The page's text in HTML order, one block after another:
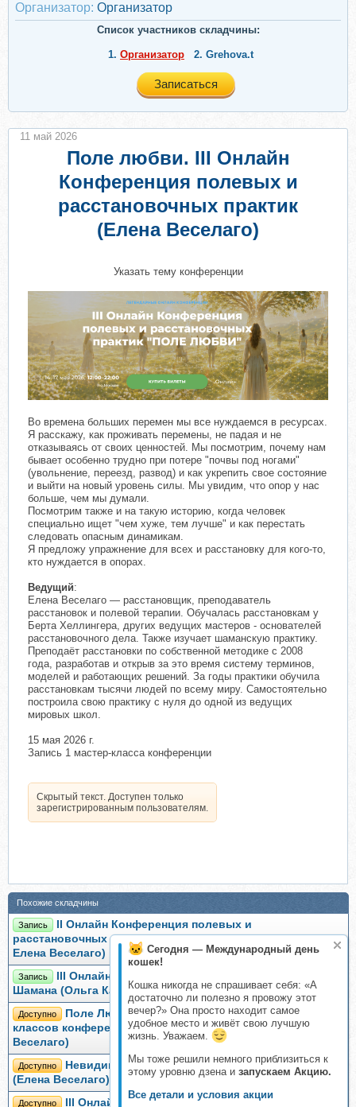
Сегодня — Международный день
кошек!
Кошка никогда не спрашивает себя: «А
достаточно ли полезно я провожу этот
вечер?» Она просто находит самое
удобное место и живёт свою лучшую
жизнь. Уважаем.
Мы тоже решили немного приблизиться к
этому уровню дзена и запускаем Акцию.
Все детали и условия акции
Организатор: Организатор
Список участников складчины:
1. Организатор 2. Grehova.t
Записаться
Поле любви. III Онлайн
Конференция полевых и
расстановочных практик
(Елена Веселаго)
Указать тему конференции
Во времена больших перемен мы все нуждаемся в ресурсах.
Я расскажу, как проживать перемены, не падая и не
отказываясь от своих ценностей. Мы посмотрим, почему нам
бывает особенно трудно при потере "почвы под ногами"
(увольнение, переезд, развод) и как укрепить свое состояние
и выйти на новый уровень силы. Мы увидим, что опор у нас
больше, чем мы думали.
Посмотрим также и на такую историю, когда человек
специально ищет "чем хуже, тем лучше" и как перестать
следовать опасным динамикам.
Я предложу упражнение для всех и расстановку для кого-то,
кто нуждается в опорах.
Ведущий:
Елена Веселаго — расстановщик, преподаватель
расстановок и полевой терапии. Обучалась расстановкам у
Берта Хеллингера, других ведущих мастеров - основателей
расстановочного дела. Также изучает шаманскую практику.
Преподаёт расстановки по собственной методике с 2008
года, разработав и открыв за это время систему терминов,
моделей и работающих решений. За годы практики обучила
расстановкам тысячи людей по всему миру. Самостоятельно
построила свою практику с нуля до одной из ведущих
мировых школ.
15 мая 2026 г.
Запись 1 мастер-класса конференции
Скрытый текст. Доступен только
зарегистрированным пользователям.
11 май 2026
Похожие складчины
Запись
II Онлайн Конференция полевых и
расстановочных практик «Поле Любви» (Ольга Кавер,
Елена Веселаго)
Запись
III Онлайн Конференция шаманских практик Путь
Шамана (Ольга Кавер, Елена Веселаго)
Доступно
Поле Любви. Тариф Запись всех мастер-
классов конференции (Ольга Златогорская, Елена
Веселаго)
Доступно
Невидимый ребенок. Группа практики онлайн
(Елена Веселаго)
Доступно III Онлайн Конференция шаманских практик.